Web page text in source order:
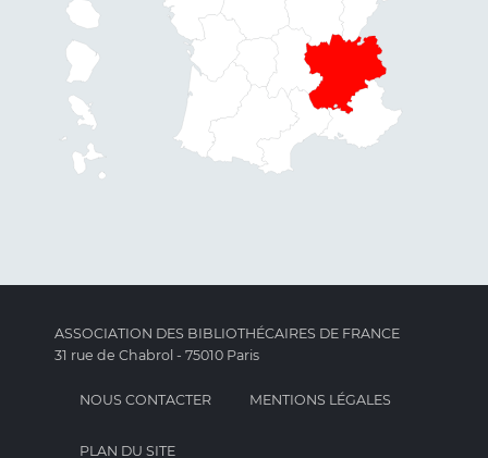
ASSOCIATION DES BIBLIOTHÉCAIRES DE FRANCE
31 rue de Chabrol - 75010 Paris
NOUS CONTACTER MENTIONS LÉGALES
PLAN DU SITE